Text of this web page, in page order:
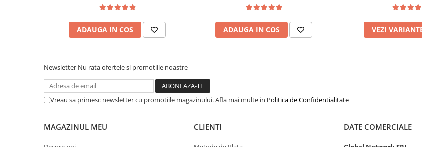
ADAUGA IN COS
Salt Confort
ADAUGA IN COS VEZI
Newsletter Nu rata ofertele si promotiile noastre
Vreau sa primesc newsletter cu promotiile magazinului. Afla mai multe in Politica de Confidentialitate
MAGAZINUL MEU CLIENTI DATE COMERCIALE